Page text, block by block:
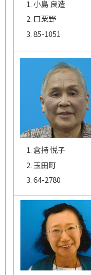
小島 良造
口粟野
85-1051
倉持 悦子
玉田町
64-2780